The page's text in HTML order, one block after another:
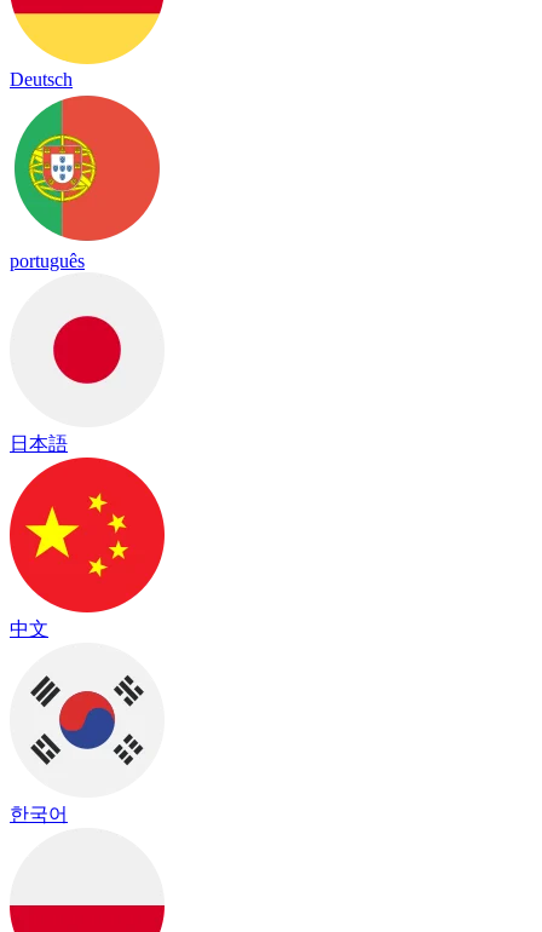
Deutsch
português
日本語
中文
한국어